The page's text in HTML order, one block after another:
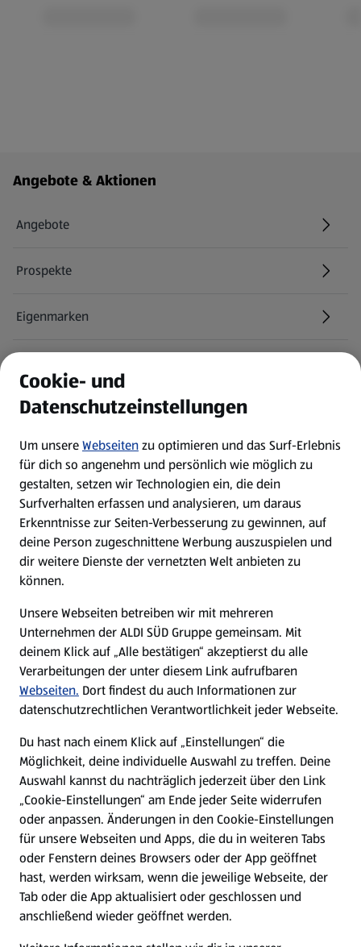
Fußzeilenmenü - weitere Links
Angebote & Aktionen
Angebote
Prospekte
Eigenmarken
Newsletter
WhatsApp
Über ALDI SÜD
Filialen
Nachhaltigkeit
Karriere
Presse
Hilfe & Kontakt
(öffnet in einem neuen Tab)
Unternehmen
Folge uns hier:
Cookie- und
Datenschutzeinstellungen
Um unsereWebseitenzu optimieren und das Surf-Erlebnis
für dich so angenehm und persönlich wie möglich zu
gestalten, setzen wir Technologien ein, die dein
Surfverhalten erfassen und analysieren, um daraus
Erkenntnisse zur Seiten-Verbesserung zu gewinnen, auf
deine Person zugeschnittene Werbung auszuspielen und
dir weitere Dienste der vernetzten Welt anbieten zu
können.
Unsere Webseiten betreiben wir mit mehreren
Unternehmen der ALDI SÜD Gruppe gemeinsam. Mit
deinem Klick auf „Alle bestätigen“ akzeptierst du alle
Verarbeitungen der unter diesem Link aufrufbaren
Webseiten. Dort findest du auch Informationen zur
datenschutzrechtlichen Verantwortlichkeit jeder Webseite.
Du hast nach einem Klick auf „Einstellungen“ die
Möglichkeit, deine individuelle Auswahl zu treffen. Deine
Auswahl kannst du nachträglich jederzeit über den Link
„Cookie-Einstellungen“ am Ende jeder Seite widerrufen
oder anpassen. Änderungen in den Cookie-Einstellungen
für unsere Webseiten und Apps, die du in weiteren Tabs
oder Fenstern deines Browsers oder der App geöffnet
hast, werden wirksam, wenn die jeweilige Webseite, der
Tab oder die App aktualisiert oder geschlossen und
anschließend wieder geöffnet werden.